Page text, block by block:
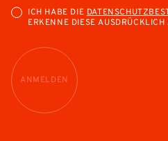
ICH HABE DIE
ERKENNE DIESE AUSDRÜCKLICH
ANMELDEN